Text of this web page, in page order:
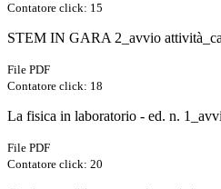
Contatore click: 15
STEM IN GARA 2_avvio
File PDF
Contatore click: 18
La fisica in laboratorio - ed. n.
File PDF
Contatore click: 20